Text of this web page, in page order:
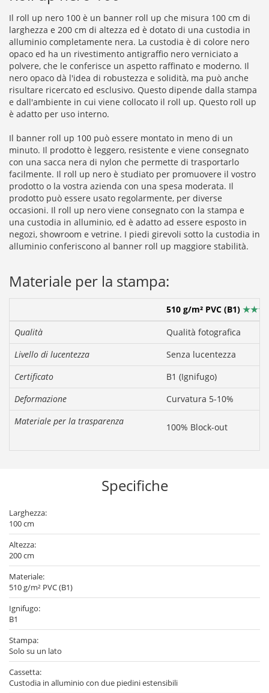
Il roll up nero 100 è un banner roll up che misura 100 cm di
larghezza e 200 cm di altezza ed è dotato di una custodia in
alluminio completamente nera. La custodia è di colore nero
opaco ed ha un rivestimento antigraffio nero verniciato a
polvere, che le conferisce un aspetto raffinato e moderno. Il
nero opaco dà l'idea di robustezza e solidità, ma può anche
risultare ricercato ed esclusivo. Questo dipende dalla stampa
e dall'ambiente in cui viene collocato il roll up. Questo roll up
è adatto per uso interno.
Il banner roll up 100 può essere montato in meno di un
minuto. Il prodotto è leggero, resistente e viene consegnato
con una sacca nera di nylon che permette di trasportarlo
facilmente. Il roll up nero è studiato per promuovere il vostro
prodotto o la vostra azienda con una spesa moderata. Il
prodotto può essere usato regolarmente, per diverse
occasioni. Il roll up nero viene consegnato con la stampa e
una custodia in alluminio, ed è adatto ad essere esposto in
negozi, showroom e vetrine. I piedi girevoli sotto la custodia in
alluminio conferiscono al banner roll up maggiore stabilità.
Materiale per la stampa:
510 g/m² PVC (B1)
Qualità
Qualità fotografica
Livello di lucentezza
Senza lucentezza
Certificato
B1 (Ignifugo)
Deformazione
Curvatura 5-10%
Materiale per la trasparenza
100% Block-out
Specifiche
Larghezza:
100 cm
Altezza:
200 cm
Materiale:
510 g/m² PVC (B1)
Ignifugo:
B1
Stampa:
Solo su un lato
Cassetta:
Custodia in alluminio con due piedini estensibili